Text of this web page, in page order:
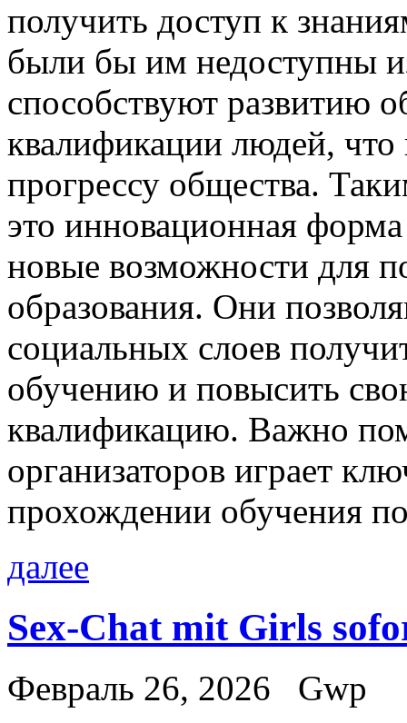
получить доступ к
были бы им недоступны
способствуют развитию
квалификации людей, что
прогрессу общества.
это инновационная
новые возможности для
образования. Они
социальных слоев
обучению и повысить
квалификацию. Важно
организаторов играет
прохождении обучения
далее
Sex-Chat mit Girls
Февраль 26, 2026
Gwp